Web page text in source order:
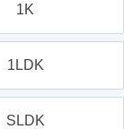
1K
1LDK
SLDK